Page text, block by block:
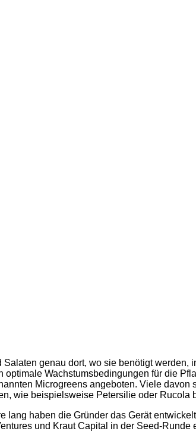
genau dort, wo sie benötigt werden,
Wachstumsbedingungen für die
Microgreens angeboten. Viele davon
wie beispielsweise Petersilie oder Rucola
haben die Gründer das Gerät
und Kraut Capital in der Seed-